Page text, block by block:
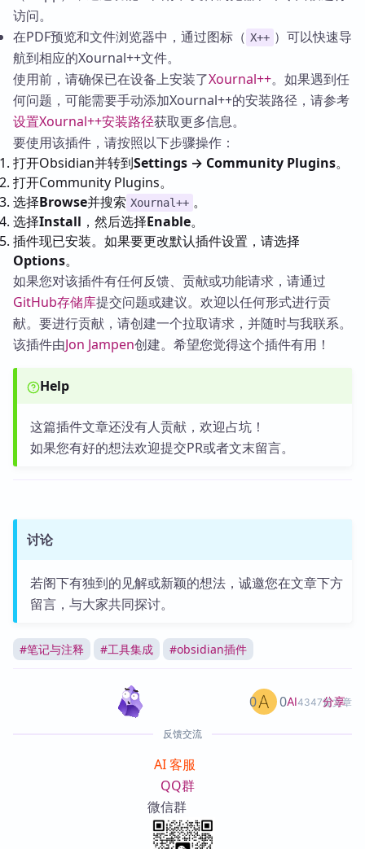
访问。
在PDF预览和文件浏览器中，通过图标（ X++ ）可以快速导
航到相应的Xournal++文件。
使用前，请确保已在设备上安装了Xournal++。如果遇到任
何问题，可能需要手动添加Xournal++的安装路径，请参考
设置Xournal++安装路径获取更多信息。
要使用该插件，请按照以下步骤操作：
打开Obsidian并转到Settings → Community Plugins。
打开Community Plugins。
选择Browse并搜索 Xournal++ 。
选择Install ，然后选择Enable。
插件现已安装。如果要更改默认插件设置，请选择
Options。
如果您对该插件有任何反馈、贡献或功能请求，请通过
GitHub存储库提交问题或建议。欢迎以任何形式进行贡
献。要进行贡献，请创建一个拉取请求，并随时与我联系。
该插件由Jon Jampen创建。希望您觉得这个插件有用！
Help
这篇插件文章还没有人贡献，欢迎占坑！
如果您有好的想法欢迎提交PR或者文末留言。
讨论
若阁下有独到的见解或新颖的想法，诚邀您在文章下方
留言，与大家共同探讨。
#笔记与注释 #工具集成 #obsidian插件
AI4347篇文章
0 0 分享
反馈交流
AI 客服
QQ群
微信群